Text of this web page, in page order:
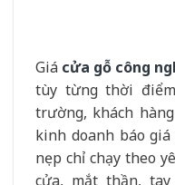
Giá cửa gỗ công
tùy từng thời
trường, khách
kinh doanh báo giá
nẹp chỉ chạy theo
cửa, mắt thần,